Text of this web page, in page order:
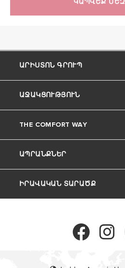
ԱՐԻՍՏՈՆ ԳՐՈՒՊ
Ariston ապրանքանիշը
Մեր Խումբը
Կարիերա
ԱՋԱԿՑՈՒԹՅՈՒՆ
ՀԱՃԱԽՈՐԴՆԵՐԻ
THE COMFORT WAY
Հնարքներ և
ԱՊՐԱՆՔՆԵՐ
ԿԱԹՍԱՆԵՐ
ԻՐԱՎԱԿԱՆ ՏԱՐԱԾՔ